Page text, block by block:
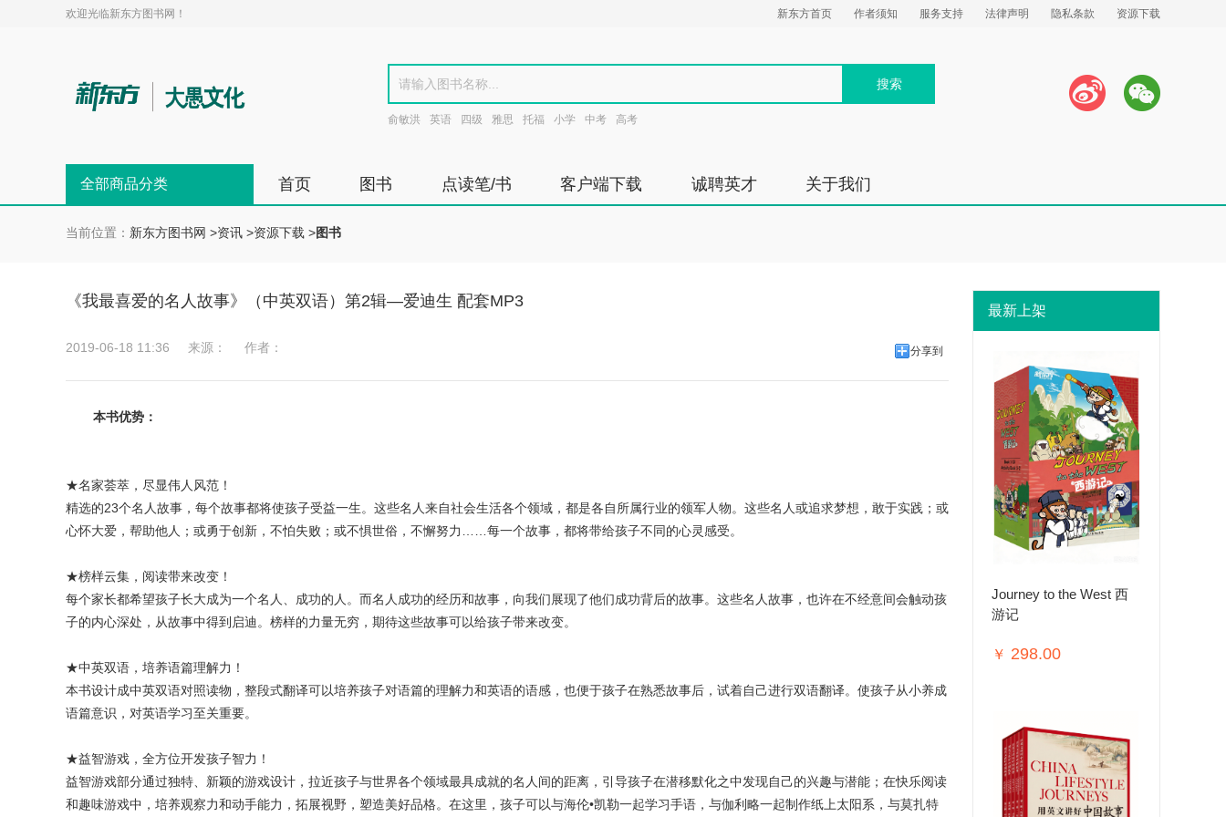
欢迎光临新东方图书网！ 新东方首页 作者须知 服务支持 法律声明 隐私条款 资源下载
俞敏洪 英语 四级 雅思 托福 小学 中考 高考
全部商品分类 首页 图书 点读笔/书 客户端下载 诚聘英才 关于我们
当前位置： 新东方图书网 >资讯 >资源下载 >图书
《我最喜爱的名人故事》（中英双语）第2辑—爱迪生 配套MP3
2019-06-18 11:36 来源： 作者： 分享到
本书优势：
★名家荟萃，尽显伟人风范！
精选的23个名人故事 ，每个故事都将使孩子受益一生。这些名人来自社会生活各个领域 ，都是各自所属行业的领军人物。这些名人或追求梦想，敢于实践；或
心怀大爱，帮助他人；或勇于创新 ，不怕失败；或不惧世俗，不懈努力……每一个故事，都将带给孩子不同的心灵感受。
★榜样云集，阅读带来改变！
每个家长都希望孩子长大成为一个名人、成功的人。而名人成功的经历和故事，向我们展现了他们成功背后的故事。这些名人故事，也许在不经意间会触动孩
子的内心深处，从故事中得到启迪。榜样的力量无穷，期待这些故事可以给孩子带来改变。
★中英双语，培养语篇理解力 ！
本书设计成中英双语对照读物，整段式翻译可以培养孩子对语篇的理解力和英语的语感，也便于孩子在熟悉故事后，试着自己进行双语翻译。使孩子从小养成
语篇意识，对英语学习至关重要。
★益智游戏 ，全方位开发孩子智力！
益智游戏部分通过独特、新颖的游戏设计，拉近孩子与世界各个领域最具成就的名人间的距离，引导孩子在潜移默化之中发现自己的兴趣与潜能；在快乐阅读
和趣味游戏中，培养观察力和动手能力，拓展视野，塑造美好品格。在这里，孩子可以与海伦•凯勒一起学习手语，与伽利略一起制作纸上太阳系，与莫扎特
最新上架
Journey to the West 西
游记
￥ 298.00